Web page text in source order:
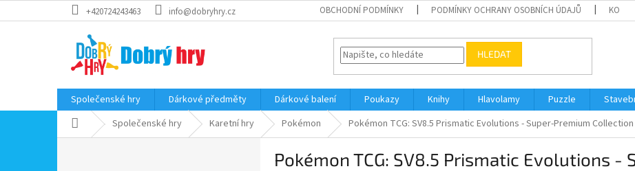
na
+420724243463 info@dobryhry.cz OBCHODNÍ PODMÍNKY PODMÍNKY OCHRANY OSOBNÍCH ÚDAJŮ
HLEDAT
Společenské hry Dárkové předměty Dárkové balení Poukazy Knihy Hlavolamy Puzzle
Domů Společenské hry Karetní hry Pokémon Pokémon TCG: SV8.5 Prismatic Evolutions - Super-Premium Collection
Pokémon TCG: SV8.5 Prismatic Evolutions